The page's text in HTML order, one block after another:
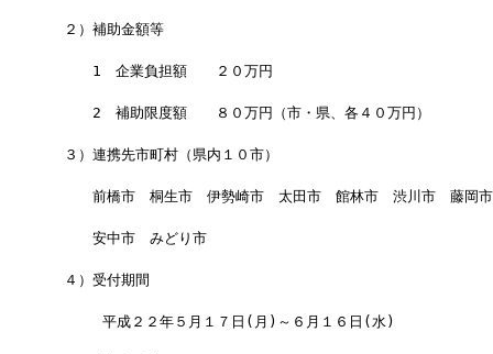
２）補助金額等
1　企業負担額　　２０万円
2　補助限度額　　８０万円（市・県、各４０万円）
３）連携先市町村（県内１０市）
前橋市　桐生市　伊勢崎市　太田市　館林市　渋川市　藤岡市
安中市　みどり市
４）受付期間
      平成２２年５月１７日(月)～６月１６日(水)